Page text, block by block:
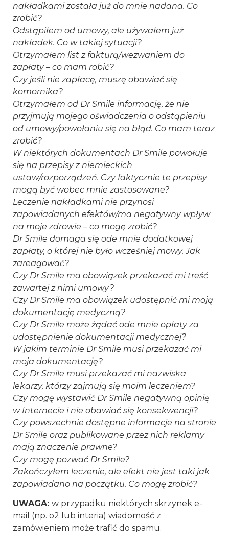
nakładkami została już do mnie nadana. Co
zrobić?
Odstąpiłem od umowy, ale używałem już
nakładek. Co w takiej sytuacji?
Otrzymałem list z fakturą/wezwaniem do
zapłaty – co mam robić?
Czy jeśli nie zapłacę, muszę obawiać się
komornika?
Otrzymałem od Dr Smile informację, że nie
przyjmują mojego oświadczenia o odstąpieniu
od umowy/powołaniu się na błąd. Co mam teraz
zrobić?
W niektórych dokumentach Dr Smile powołuje
się na przepisy z niemieckich
ustaw/rozporządzeń. Czy faktycznie te przepisy
mogą być wobec mnie zastosowane?
Leczenie nakładkami nie przynosi
zapowiadanych efektów/ma negatywny wpływ
na moje zdrowie – co mogę zrobić?
Dr Smile domaga się ode mnie dodatkowej
zapłaty, o której nie było wcześniej mowy. Jak
zareagować?
Czy Dr Smile ma obowiązek przekazać mi treść
zawartej z nimi umowy?
Czy Dr Smile ma obowiązek udostępnić mi moją
dokumentację medyczną?
Czy Dr Smile może żądać ode mnie opłaty za
udostępnienie dokumentacji medycznej?
W jakim terminie Dr Smile musi przekazać mi
moja dokumentację?
Czy Dr Smile musi przekazać mi nazwiska
lekarzy, którzy zajmują się moim leczeniem?
Czy mogę wystawić Dr Smile negatywną opinię
w Internecie i nie obawiać się konsekwencji?
Czy powszechnie dostępne informacje na stronie
Dr Smile oraz publikowane przez nich reklamy
mają znaczenie prawne?
Czy mogę pozwać Dr Smile?
Zakończyłem leczenie, ale efekt nie jest taki jak
zapowiadano na początku. Co mogę zrobić?
UWAGA: w przypadku niektórych skrzynek e-
mail (np. o2 lub interia) wiadomość z
zamówieniem może trafić do spamu.